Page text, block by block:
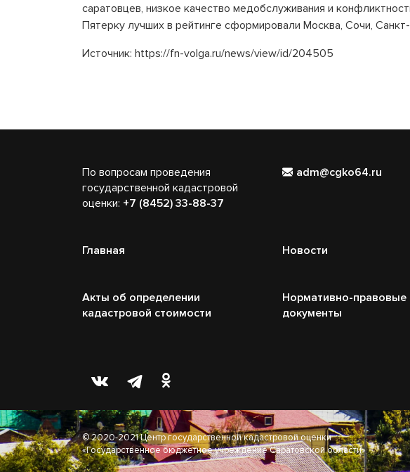
саратовцев, низкое качество медобслуживания и
Пятерку лучших в рейтинге сформировали Москва, Сочи,
Источник: https://fn-volga.ru/news/view/id/204505
По вопросам проведения
государственной кадастровой
оценки: +7 (8452) 33-88-37
adm@cgko64.ru
Главная Новости
Акты об определении
кадастровой стоимости
Нормативно-правовые
документы
© 2020-2021 Центр государственной кадастровой оценки
«Государственное бюджетное учреждение Саратовской области»